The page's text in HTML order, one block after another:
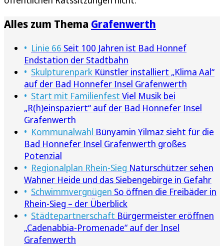
Alles zum Thema Grafenwerth
Linie 66 Seit 100 Jahren ist Bad Honnef
Endstation der Stadtbahn
Skulpturenpark Künstler installiert „Klima Aal“
auf der Bad Honnefer Insel Grafenwerth
Start mit Familienfest Viel Musik bei
„R(h)einspaziert“ auf der Bad Honnefer Insel
Grafenwerth
Kommunalwahl Bünyamin Yilmaz sieht für die
Bad Honnefer Insel Grafenwerth großes
Potenzial
Regionalplan Rhein-Sieg Naturschützer sehen
Wahner Heide und das Siebengebirge in Gefahr
Schwimmvergnügen So öffnen die Freibäder in
Rhein-Sieg – der Überblick
Städtepartnerschaft Bürgermeister eröffnen
„Cadenabbia-Promenade“ auf der Insel
Grafenwerth